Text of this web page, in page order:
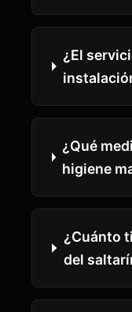
¿El
¿Qué
higiene
¿Cuánto
del